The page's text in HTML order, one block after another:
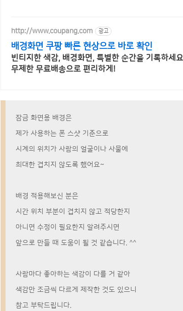
http://www.coupang.com 광고
배경화면 쿠팡 빠른 현상으로 바로 확인
빈티지한 색감, 배경화면, 특별한 순간을 기록하세
무제한 무료배송으로 편리하게!
잠금 화면용 배경은
제가 사용하는 폰 스샷 기준으로
시계의 위치가 사람의 얼굴이나 사물에
최대한 겹치지 않도록 했어요~
배경 적용해보신 분은
시간 위치 부분이 겹치지 않고 적당한지
아니면 수정이 필요한지 알려주시면
앞으로 만들 때 도움이 될 것 같습니다. ^^
사람마다 좋아하는 색감이 다를 거 같아
색감만 조금씩 다르게 제작한 것도 있으니
참고 부탁드립니다.